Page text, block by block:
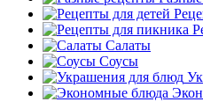
Салаты
Соусы